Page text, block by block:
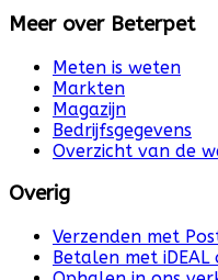
Meer over Beterpet
Meten is weten
Markten
Magazijn
Bedrijfsgegevens
Overzicht van de
Overig
Verzenden met
Betalen met